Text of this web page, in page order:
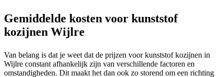
Gemiddelde kosten voor kunststof
kozijnen Wijlre
Van belang is dat je weet dat de prijzen voor kunststof kozijnen in
Wijlre constant afhankelijk zijn van verschillende factoren en
omstandigheden. Dit maakt het dan ook zo storend om een richting